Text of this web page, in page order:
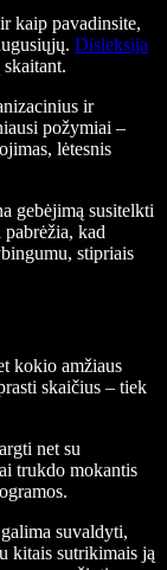
kaip pavadinsite,
Disleksija
ir
požymiai –
lėtesnis
gebėjimą susitelkti
kad
stipriais
kokio amžiaus
skaičius – tiek
net su
trukdo mokantis
suvaldyti,
kitais sutrikimais ją